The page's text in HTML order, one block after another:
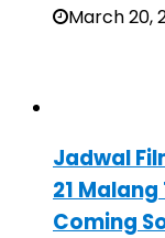
March 20,
Jadwal
21
Coming